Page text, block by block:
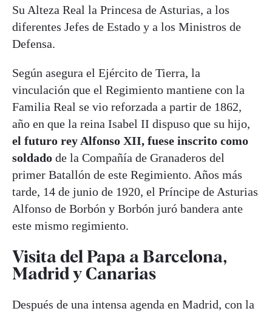
Su Alteza Real la Princesa de Asturias, a los
diferentes Jefes de Estado y a los Ministros de
Defensa.
Según asegura el Ejército de Tierra, la
vinculación que el Regimiento mantiene con la
Familia Real se vio reforzada a partir de 1862,
año en que la reina Isabel II dispuso que su hijo,
el futuro rey Alfonso XII, fuese inscrito como
soldado de la Compañía de Granaderos del
primer Batallón de este Regimiento. Años más
tarde, 14 de junio de 1920, el Príncipe de Asturias
Alfonso de Borbón y Borbón juró bandera ante
este mismo regimiento.
Visita del Papa a Barcelona,
Madrid y Canarias
Después de una intensa agenda en Madrid, con la